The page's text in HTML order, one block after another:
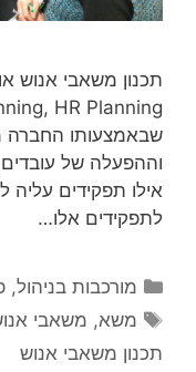
שבאמצעותו החברה
וההפעלה של
אילו תפקידים עליה
לתפקידים אלו…
קטגוריות
מורכבות בניהול,
תגיות
משא, משאבי
תכנון משאבי אנוש